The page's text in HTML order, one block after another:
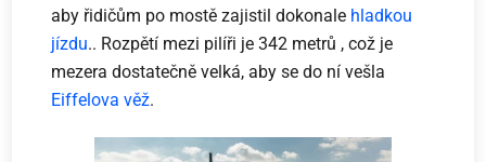
aby řidičům po mostě zajistil dokonale hladkou
jízdu.. Rozpětí mezi pilíři je 342 metrů , což je
mezera dostatečně velká, aby se do ní vešla
Eiffelova věž.